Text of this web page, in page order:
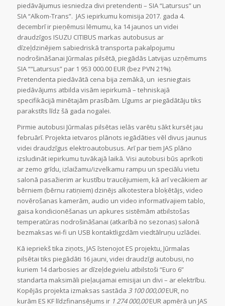
piedāvājumus iesniedza divi pretendenti – SIA “Latursus” un
SIA “Alkom-Trans”. JAS iepirkumu komisija 2017. gada 4.
decembrī ir pieņēmusi lēmumu, ka 14 jaunos un videi
draudzīgos ISUZU CITIBUS markas autobusus ar
dīzeļdzinējiem sabiedriskā transporta pakalpojumu
nodrošināšanai Jūrmalas pilsētā, piegādās Latvijas uzņēmums
SIA ““Latursus” par 1 953 000.00 EUR (bez PVN 21%).
Pretendenta piedāvātā cena bija zemākā, un iesniegtais
piedāvājums atbilda visām iepirkumā – tehniskajā
specifikācijā minētajām prasībām. Līgums ar piegādātāju tiks
parakstīts līdz šā gada nogalei.
Pirmie autobusi Jūrmalas pilsētas ielās varētu sākt kursēt jau
februārī. Projekta ietvaros plānots iegādāties vēl divus jaunus
videi draudzīgus elektroautobusus. Arī par tiem JAS plāno
izsludināt iepirkumu tuvākajā laikā. Visi autobusi būs aprīkoti
ar zemo grīdu, izlaižamu/izvelkamu rampu un speciālu vietu
salonā pasažierim ar kustību traucējumiem, kā arī vecākiem ar
bērniem (bērnu ratiņiem) dzinējs alkotestera bloķētājs, video
novērošanas kamerām, audio un video informatīvajiem tablo,
gaisa kondicionēšanas un apkures sistēmām atbilstošas
temperatūras nodrošināšanai (atkarībā no sezonas) salonā
bezmaksas wi-fi un USB kontaktligzdām viedtālruņu uzlādei.
Kā iepriekš tika ziņots, JAS īstenojot ES projektu, Jūrmalas
pilsētai tiks piegādāti 16 jauni, videi draudzīgi autobusi, no
kuriem 14 darbosies ar dīzeļdegvielu atbilstoši “Euro 6”
standarta maksimāli pieļaujamai emisijai un divi – ar elektrību.
Kopējās projekta izmaksas sastāda 3 100 000,00EUR, no
kurām ES KF līdzfinansējums ir 1 274 000,00EUR apmērā un JAS